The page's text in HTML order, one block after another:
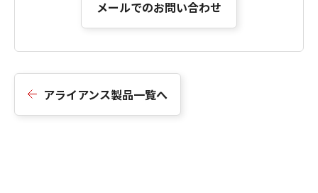
メールでのお問い合わせ
アライアンス製品一覧へ